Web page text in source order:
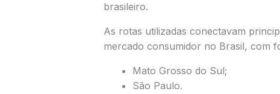
brasileiro.
As rotas utilizadas conectavam
mercado consumidor no Brasil, com
Mato Grosso do Sul;
São Paulo.